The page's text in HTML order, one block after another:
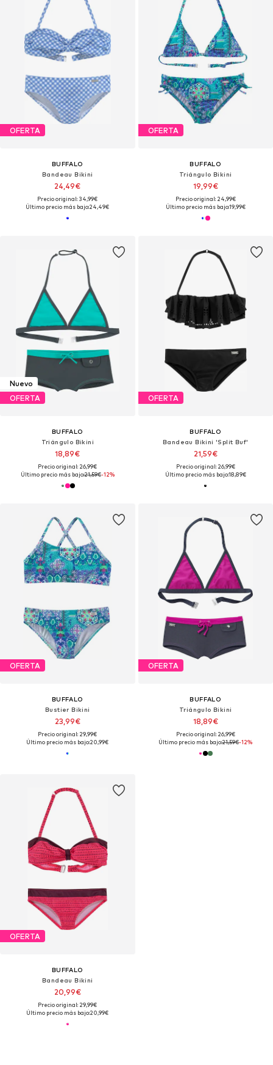
OFERTA
BUFFALO
Bandeau Bikini
24,49€
Precio original: 34,99€
Último precio más bajo:24,49€
OFERTA
BUFFALO
Triángulo Bikini
19,99€
Precio original: 24,99€
Último precio más bajo:19,99€
Nuevo
OFERTA
BUFFALO
Triángulo Bikini
18,89€
Precio original: 26,99€
Último precio más bajo:21,59€-12%
OFERTA
BUFFALO
Bandeau Bikini 'Split Buf'
21,59€
Precio original: 26,99€
Último precio más bajo:18,89€
OFERTA
BUFFALO
Bustier Bikini
23,99€
Precio original: 29,99€
Último precio más bajo:20,99€
OFERTA
BUFFALO
Triángulo Bikini
18,89€
Precio original: 26,99€
Último precio más bajo:21,59€-12%
OFERTA
BUFFALO
Bandeau Bikini
20,99€
Precio original: 29,99€
Último precio más bajo:20,99€